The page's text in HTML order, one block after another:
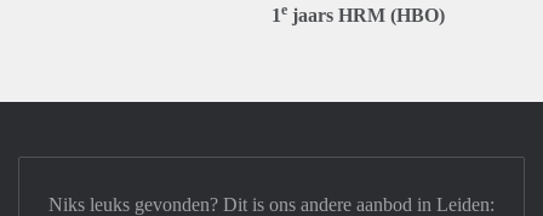
1e jaars HRM (HBO)
Niks leuks gevonden? Dit is ons andere aanbod in Leiden: